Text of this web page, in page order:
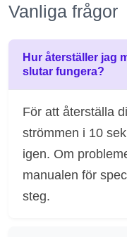
Vanliga frågor
Hur återställer jag
slutar fungera?
För att återställa
strömmen i 10
igen. Om
manualen för
steg.